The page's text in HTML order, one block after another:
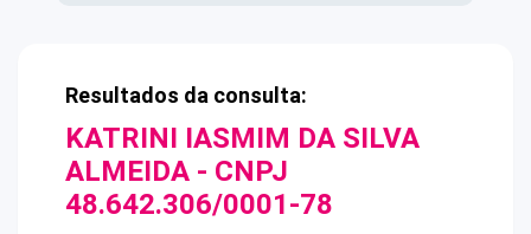
Resultados da consulta:
KATRINI IASMIM DA SILVA
ALMEIDA - CNPJ
48.642.306/0001-78